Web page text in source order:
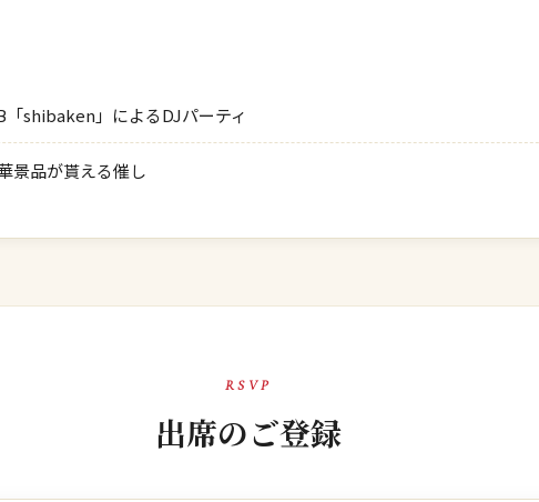
shibaken」によるDJパーティ
景品が貰える催し
RSVP
出席のご登録